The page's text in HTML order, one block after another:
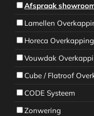
Afspraak
Lamellen
Horeca
Vouwdak
Cube / Flatroof
CODE Systeem
Zonwering